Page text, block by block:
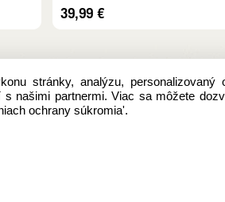
39,99 €
stránky, analýzu, personalizovaný
našimi partnermi. Viac sa môžete
ochrany súkromia'.